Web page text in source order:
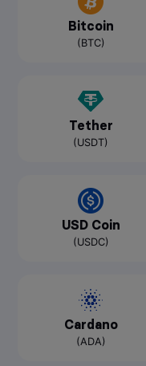
Bitcoin
(BTC)
Tether
(USDT)
USD Coin
(USDC)
Cardano
(ADA)